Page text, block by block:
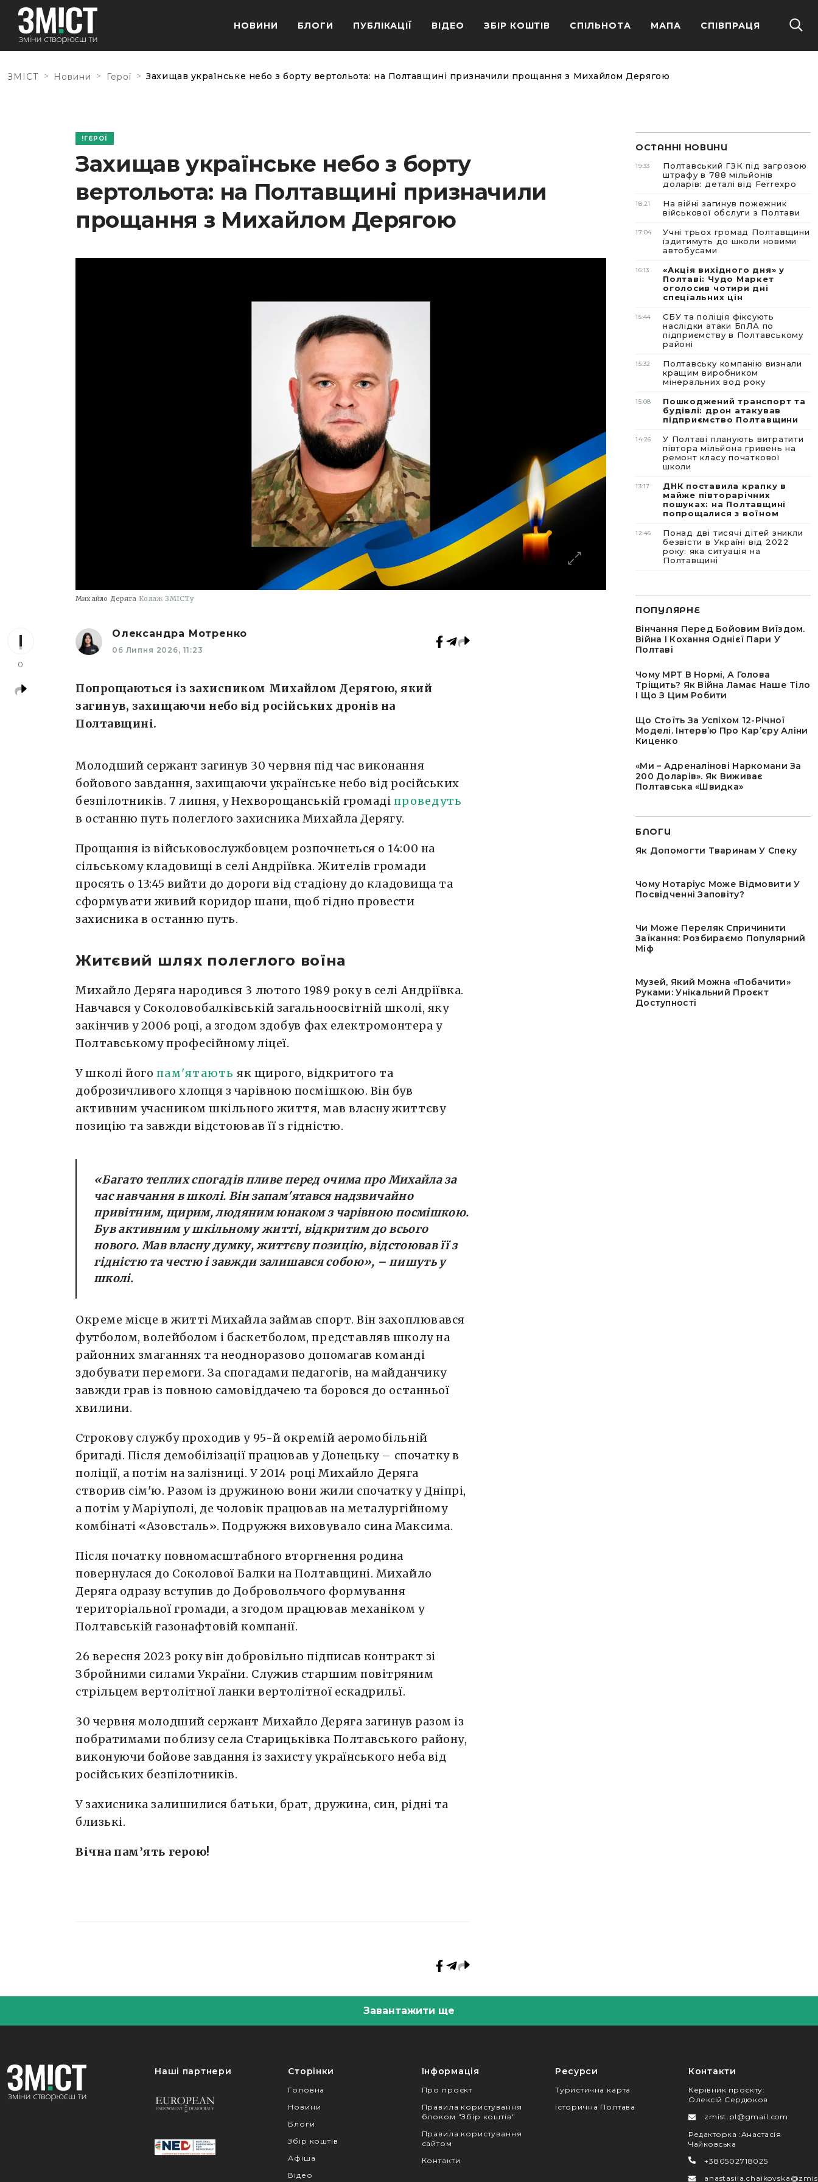
НОВИНИ БЛОГИ ПУБЛІКАЦІЇ ВІДЕО ЗБІР КОШТІВ СПІЛЬНОТА МАПА СПІВПРАЦЯ
ЗМІСТ > Новини > Герої > Захищав українське небо з борту вертольота: на Полтавщині призначили прощання з Михайлом Дерягою
ГЕРОЇ
Захищав українське небо з борту
вертольота: на Полтавщині призначили
прощання з Михайлом Дерягою
Михайло Деряга Колаж ЗМІСТу
0
Олександра Мотренко
06 Липня 2026, 11:23
Попрощаються із захисником Михайлом Дерягою, який
загинув, захищаючи небо від російських дронів на
Полтавщині.
Молодший сержант загинув 30 червня під час виконання
бойового завдання, захищаючи українське небо від російських
безпілотників. 7 липня, у Нехворощанській громаді проведуть
в останню путь полеглого захисника Михайла Дерягу.
Прощання із військовослужбовцем розпочнеться о 14:00 на
сільському кладовищі в селі Андріївка. Жителів громади
просять о 13:45 вийти до дороги від стадіону до кладовища та
сформувати живий коридор шани, щоб гідно провести
захисника в останню путь.
Житєвий шлях полеглого воїна
Михайло Деряга народився 3 лютого 1989 року в селі Андріївка.
Навчався у Соколовобалківській загальноосвітній школі, яку
закінчив у 2006 році, а згодом здобув фах електромонтера у
Полтавському професійному ліцеї.
У школі йогопам'ятають як щирого, відкритого та
доброзичливого хлопця з чарівною посмішкою. Він був
активним учасником шкільного життя, мав власну життєву
позицію та завжди відстоював її з гідністю.
«Багато теплих спогадів пливе перед очима про Михайла за
час навчання в школі. Він запам'ятався надзвичайно
привітним, щирим, людяним юнаком з чарівною посмішкою.
Був активним у шкільному житті, відкритим до всього
нового. Мав власну думку, життєву позицію, відстоював її з
гідністю та честю і завжди залишався собою», – пишуть у
школі.
Окреме місце в житті Михайла займав спорт. Він захоплювався
футболом, волейболом і баскетболом, представляв школу на
районних змаганнях та неодноразово допомагав команді
здобувати перемоги. За спогадами педагогів, на майданчику
завжди грав із повною самовіддачею та боровся до останньої
хвилини.
Строкову службу проходив у 95-й окремій аеромобільній
бригаді. Після демобілізації працював у Донецьку – спочатку в
поліції, а потім на залізниці. У 2014 році Михайло Деряга
створив сім'ю. Разом із дружиною вони жили спочатку у Дніпрі,
а потім у Маріуполі, де чоловік працював на металургійному
комбінаті «Азовсталь». Подружжя виховувало сина Максима.
Після початку повномасштабного вторгнення родина
повернулася до Соколової Балки на Полтавщині. Михайло
Деряга одразу вступив до Добровольчого формування
територіальної громади, а згодом працював механіком у
Полтавській газонафтовій компанії.
26 вересня 2023 року він добровільно підписав контракт зі
Збройними силами України. Служив старшим повітряним
стрільцем вертолітної ланки вертолітної ескадрильї.
30 червня молодший сержант Михайло Деряга загинув разом із
побратимами поблизу села Старицьківка Полтавського району,
виконуючи бойове завдання із захисту українського неба від
російських безпілотників.
У захисника залишилися батьки, брат, дружина, син, рідні та
близькі.
Вічна пам’ять герою!
ОСТАННІ НОВИНИ
19:33
Полтавський ГЗК під загрозою
штрафу в 788 мільйонів
доларів: деталі від Ferrexpo
18:21
На війні загинув пожежник
військової обслуги з Полтави
17:04
Учні трьох громад Полтавщини
їздитимуть до школи новими
автобусами
16:13
«Акція вихідного дня» у
Полтаві: Чудо Маркет
оголосив чотири дні
спеціальних цін
15:44
СБУ та поліція фіксують
наслідки атаки БпЛА по
підприємству в Полтавському
районі
15:32
Полтавську компанію визнали
кращим виробником
мінеральних вод року
15:08
Пошкоджений транспорт та
будівлі: дрон атакував
підприємство Полтавщини
14:26
У Полтаві планують витратити
півтора мільйона гривень на
ремонт класу початкової
школи
13:17
ДНК поставила крапку в
майже півторарічних
пошуках: на Полтавщині
попрощалися з воїном
12:46
Понад дві тисячі дітей зникли
безвісти в Україні від 2022
року: яка ситуація на
Полтавщині
ПОПУЛЯРНЕ
Вінчання Перед Бойовим Виїздом.
Війна І Кохання Однієї Пари У
Полтаві
Чому МРТ В Нормі, А Голова
Тріщить? Як Війна Ламає Наше Тіло
І Що З Цим Робити
Що Стоїть За Успіхом 12-Річної
Моделі. Інтервʼю Про Карʼєру Аліни
Киценко
«Ми – Адреналінові Наркомани За
200 Доларів». Як Виживає
Полтавська «швидка»
БЛОГИ
Як Допомогти Тваринам У Спеку
Чому Нотаріус Може Відмовити У
Посвідченні Заповіту?
Чи Може Переляк Спричинити
Заїкання: Розбираємо Популярний
Міф
Музей, Який Можна «побачити»
Руками: Унікальний Проєкт
Доступності
Завантажити ще
Наші партнери Сторінки
Головна
Новини
Блоги
Збір коштів
Афіша
Відео
Інформація
Про проєкт
Правила користування
блоком "Збір коштів"
Правила користування
сайтом
Контакти
Ресурси
Туристична карта
Історична Полтава
Контакти
Керівник проєкту:
Олексій Сердюков
zmist.pl@gmail.com
Редакторка :Анастасія
Чайковська
+380502718025